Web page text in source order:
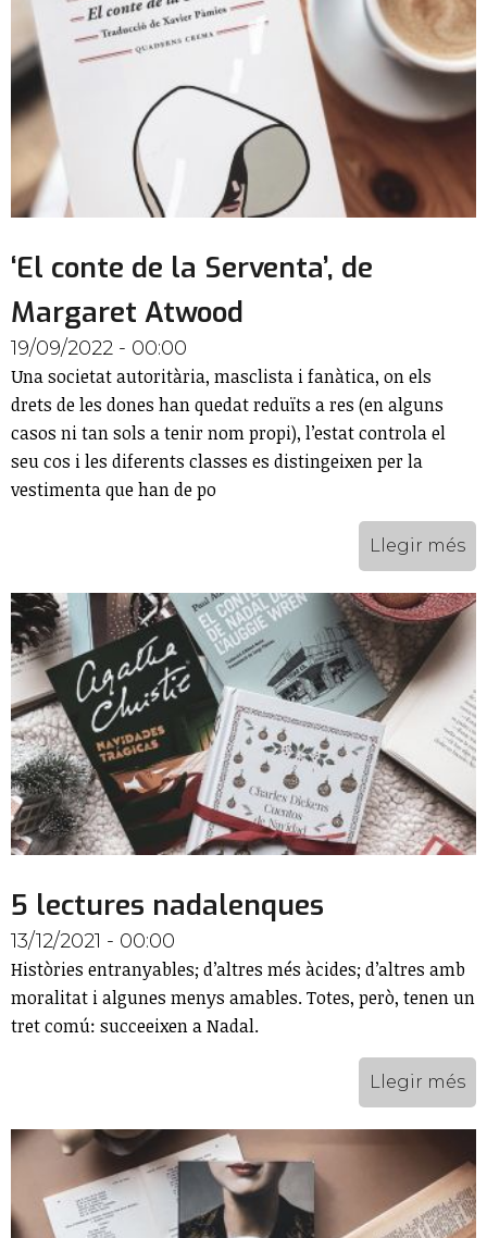
‘El conte de la Serventa’, de
Margaret Atwood
19/09/2022 - 00:00
Una societat autoritària, masclista i fanàtica, on els
drets de les dones han quedat reduïts a res (en alguns
casos ni tan sols a tenir nom propi), l’estat controla el
seu cos i les diferents classes es distingeixen per la
vestimenta que han de po
Llegir més
5 lectures nadalenques
13/12/2021 - 00:00
Històries entranyables; d’altres més àcides; d’altres amb
moralitat i algunes menys amables. Totes, però, tenen un
tret comú: succeeixen a Nadal.
Llegir més